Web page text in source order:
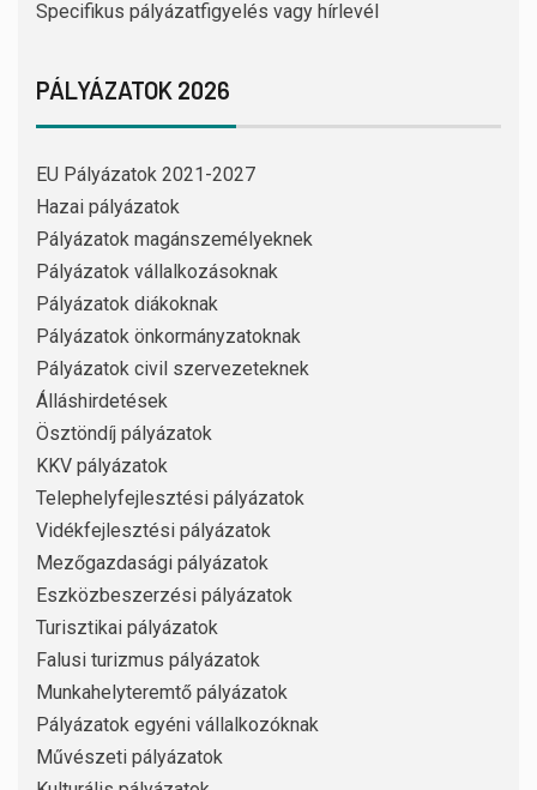
Specifikus pályázatfigyelés vagy hírlevél
PÁLYÁZATOK 2026
EU Pályázatok 2021-2027
Hazai pályázatok
Pályázatok magánszemélyeknek
Pályázatok vállalkozásoknak
Pályázatok diákoknak
Pályázatok önkormányzatoknak
Pályázatok civil szervezeteknek
Álláshirdetések
Ösztöndíj pályázatok
KKV pályázatok
Telephelyfejlesztési pályázatok
Vidékfejlesztési pályázatok
Mezőgazdasági pályázatok
Eszközbeszerzési pályázatok
Turisztikai pályázatok
Falusi turizmus pályázatok
Munkahelyteremtő pályázatok
Pályázatok egyéni vállalkozóknak
Művészeti pályázatok